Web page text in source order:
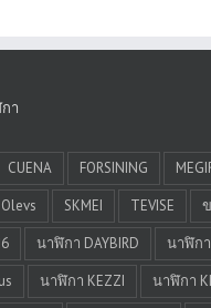
า
CUENA FORSINING
Olevs SKMEI TEVISE
นาฬิกา DAYBIRD
นาฬิกา
นาฬิกา KEZZI
นาฬิกา